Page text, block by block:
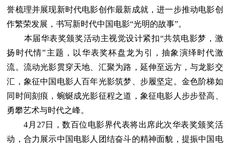
誉梳理并展现新时代电影创作最新成就，进一步推动电影创
作繁荣发展，书写新时代中国电影“光明的故事”。
本届华表奖颁奖活动主视觉设计紧扣“共筑电影梦，激
扬时代情”主题，以华表奖杯盘龙为引，抽象演绎时代激
流。流动光影贯穿天地、汇聚为路，延伸至远方，与龙影交
汇，象征中国电影人百年光影筑梦、步履坚定。金色阶梯如
同时间刻痕，蜿蜒成光影征程之道，象征电影人步步登高、
勇攀艺术与时代之峰。
4月27日，数百位电影界代表将出席此次华表奖颁奖活
动，合力展示中国电影人团结奋斗的精神面貌，提振中国电